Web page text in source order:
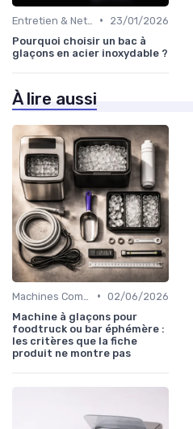
•
23/01/2026
Pourquoi choisir un bac à
glaçons en acier inoxydable ?
À lire aussi
• 02/06/2026
Machine à glaçons pour
foodtruck ou bar éphémère :
les critères que la fiche
produit ne montre pas